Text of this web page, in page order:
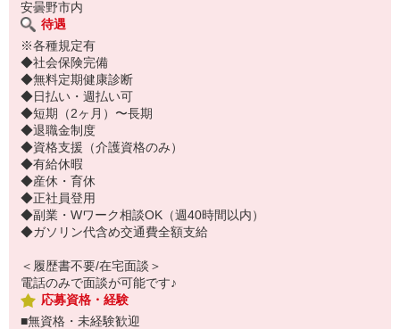
安曇野市内
待遇
※各種規定有
◆社会保険完備
◆無料定期健康診断
◆日払い・週払い可
◆短期（2ヶ月）〜長期
◆退職金制度
◆資格支援（介護資格のみ）
◆有給休暇
◆産休・育休
◆正社員登用
◆副業・Wワーク相談OK（週40時間以内）
◆ガソリン代含め交通費全額支給
＜履歴書不要/在宅面談＞
電話のみで面談が可能です♪
応募資格・経験
■無資格・未経験歓迎